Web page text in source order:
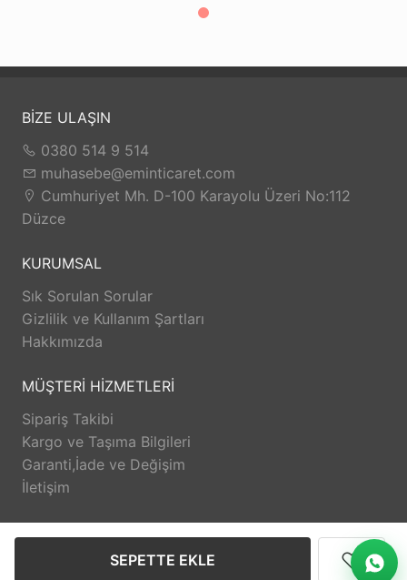
SEPETTE EKLE
BİZE ULAŞIN
0380 514 9 514
muhasebe@eminticaret.com
Cumhuriyet Mh. D-100 Karayolu Üzeri No:112
Düzce
KURUMSAL
Sık Sorulan Sorular
Gizlilik ve Kullanım Şartları
Hakkımızda
MÜŞTERİ HİZMETLERİ
Sipariş Takibi
Kargo ve Taşıma Bilgileri
Garanti,İade ve Değişim
İletişim
@eminzuccaciyeduzce